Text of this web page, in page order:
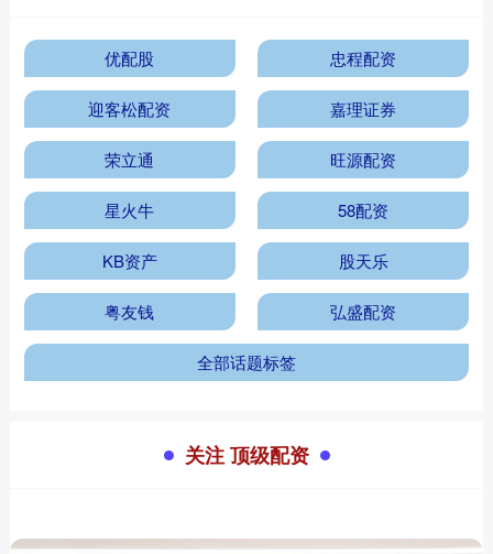
优配股 忠程配资
迎客松配资 嘉理证券
荣立通 旺源配资
星火牛 58配资
KB资产 股天乐
粤友钱 弘盛配资
全部话题标签
关注 顶级配资